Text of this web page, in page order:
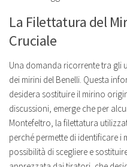
La Filettatura del
Cruciale
Una domanda ricorrente tra gli
dei mirini del Benelli. Questa
desidera sostituire il mirino
discussioni, emerge che per
Montefeltro, la filettatura
perché permette di identificare i
possibilità di scegliere e